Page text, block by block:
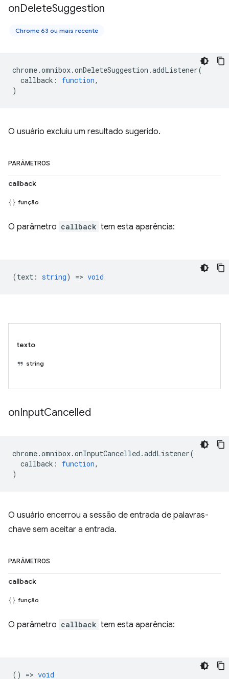
onDeleteSuggestion
Chrome 63 ou mais recente
chrome.omnibox.onDeleteSuggestion .addListener(
callback : function,
)
O usuário excluiu um resultado sugerido.
PARÂMETROS
callback
função
O parâmetro callback tem esta aparência:
(text : string) => void
texto
string
onInputCancelled
chrome.omnibox.onInputCancelled .addListener(
callback : function,
)
O usuário encerrou a sessão de entrada de palavras-
chave sem aceitar a entrada.
PARÂMETROS
callback
função
O parâmetro callback tem esta aparência:
() => void